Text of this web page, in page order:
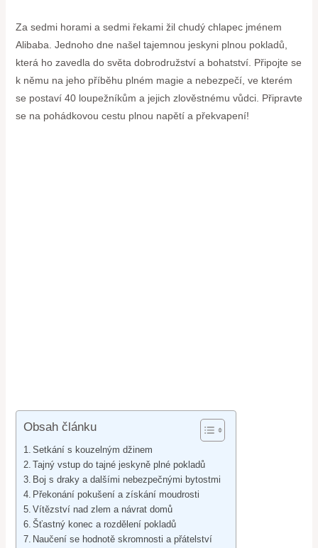
Za sedmi horami a sedmi řekami žil chudý chlapec jménem
Alibaba. Jednoho dne našel tajemnou jeskyni plnou pokladů,
která ho zavedla do světa dobrodružství a bohatství. Připojte se
k němu na jeho příběhu plném magie a nebezpečí, ve kterém
se postaví 40 loupežníkům a jejich zlověstnému vůdci. Připravte
se na pohádkovou cestu plnou napětí a překvapení!
Obsah článku
Setkání s kouzelným džinem
Tajný vstup do tajné jeskyně plné pokladů
Boj s draky a dalšími nebezpečnými bytostmi
Překonání pokušení a získání moudrosti
Vítězství nad zlem a návrat domů
Šťastný konec a rozdělení pokladů
Naučení se hodnotě skromnosti a přátelství